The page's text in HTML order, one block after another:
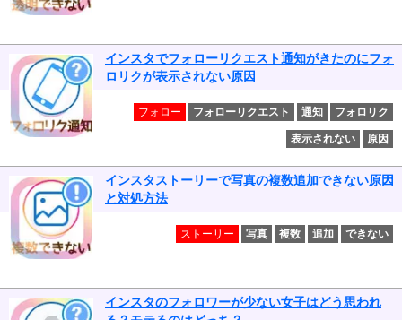
インスタでフォローリクエスト通知がきたのにフォ
ロリクが表示されない原因
フォロー フォローリクエスト 通知 フォロリク
表示されない 原因
インスタストーリーで写真の複数追加できない原因
と対処方法
ストーリー 写真 複数 追加 できない
インスタのフォロワーが少ない女子はどう思われ